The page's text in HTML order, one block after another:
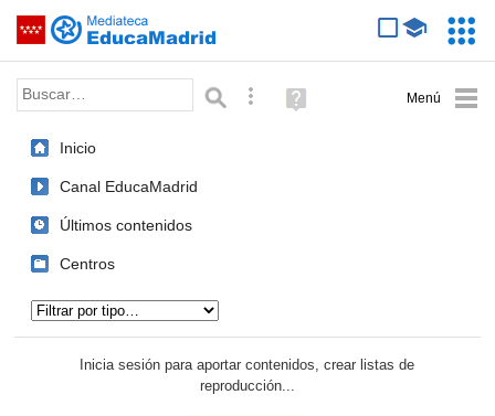
Saltar navegación
Palabra o frase: Búsqueda avanzada
Ayuda
(en
Inicio
Canal EducaMadrid
Últimos contenidos
Centros
Inicia sesión para aportar contenidos, crear listas de
reproducción...